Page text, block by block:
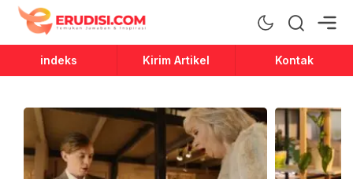
Erudisi
Temukan Jawaban dan Inspirasi
indeks Kirim Artikel Kontak